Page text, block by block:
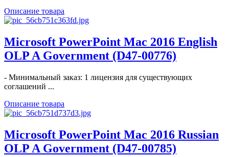
Описание товара
Microsoft PowerPoint Mac 2016 English
OLP A Government (D47-00776)
- Минимальный заказ: 1 лицензия для существующих
соглашений ...
Описание товара
Microsoft PowerPoint Mac 2016 Russian
OLP A Government (D47-00785)